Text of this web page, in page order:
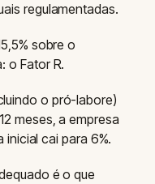
regulamentadas.
sobre o
o Fator R.
o pró-labore)
meses, a empresa
inicial cai para 6%.
é o que